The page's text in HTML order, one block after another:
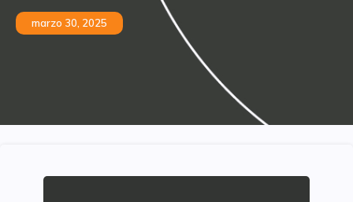
marzo 30, 2025